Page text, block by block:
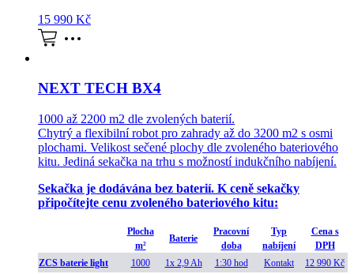
15 990 Kč
NEXT TECH BX4
1000 až 2200 m2 dle zvolených baterií.
Chytrý a flexibilní robot pro zahrady až do 3200 m2 s osmi
plochami. Velikost sečené plochy dle zvoleného bateriového
kitu. Jediná sekačka na trhu s možností indukčního nabíjení.
Sekačka je dodávána bez baterií. K ceně sekačky
připočítejte cenu zvoleného bateriového kitu:
Plocha
m²
Baterie
Pracovní
doba
Typ
nabíjení
Cena s
DPH
ZCS baterie light
1000 1x 2,9 Ah 1:30 hod Kontakt
12 990 Kč